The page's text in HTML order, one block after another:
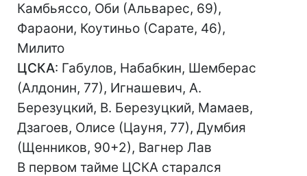
Камбьяссо, Оби (Альварес, 69),
Фараони, Коутиньо (Сарате, 46),
Милито
ЦСКА: Габулов, Набабкин, Шемберас
(Алдонин, 77), Игнашевич, А.
Березуцкий, В. Березуцкий, Мамаев,
Дзагоев, Олисе (Цауня, 77), Думбия
(Щенников, 90+2), Вагнер Лав
В первом тайме ЦСКА старался